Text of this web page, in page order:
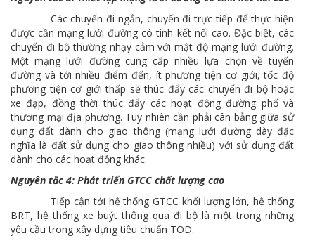
Các chuyến đi ngắn, chuyến đi trực tiếp để thực hiện
được cần mạng lưới đường có tính kết nối cao. Đặc biệt, các
chuyến đi bộ thường nhạy cảm với mật độ mạng lưới đường.
Một mạng lưới đường cung cấp nhiều lựa chọn về tuyến
đường và tới nhiều điểm đến, ít phương tiện cơ giới, tốc độ
phương tiện cơ giới thấp sẽ thúc đẩy các chuyến đi bộ hoặc
xe đạp, đồng thời thúc đẩy các hoạt động đường phố và
thương mại địa phương. Tuy nhiên cần phải cân bằng giữa sử
dụng đất dành cho giao thông (mạng lưới đường dày đặc
nghĩa là đất sử dụng cho giao thông nhiều) với sử dụng đất
dành cho các hoạt động khác.
Nguyên tắc 4: Phát triển GTCC chất lượng cao
Tiếp cận tới hệ thống GTCC khối lượng lớn, hệ thống
BRT, hệ thống xe buýt thông qua đi bộ là một trong những
yêu cầu trong xây dựng tiêu chuẩn TOD.